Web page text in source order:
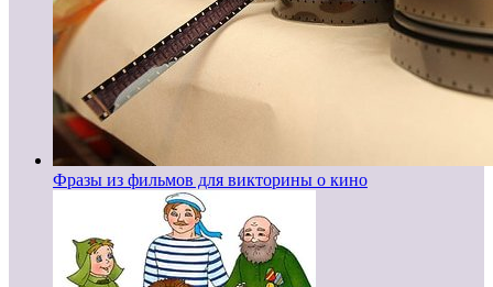
Фразы из фильмов для викторины о кино